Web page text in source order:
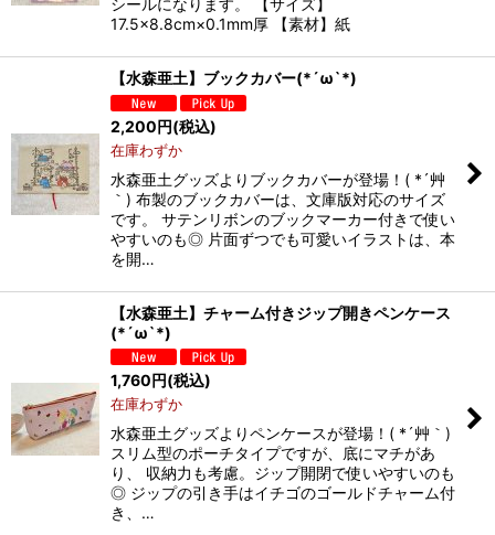
シールになります。 【サイズ】
17.5×8.8cm×0.1mm厚 【素材】紙
【水森亜土】ブックカバー(*´ω`*)
2,200円(税込)
在庫わずか
水森亜土グッズよりブックカバーが登場！( *´艸
｀) 布製のブックカバーは、文庫版対応のサイズ
です。 サテンリボンのブックマーカー付きで使い
やすいのも◎ 片面ずつでも可愛いイラストは、本
を開…
【水森亜土】チャーム付きジップ開きペンケース
(*´ω`*)
1,760円(税込)
在庫わずか
水森亜土グッズよりペンケースが登場！( *´艸｀)
スリム型のポーチタイプですが、底にマチがあ
り、 収納力も考慮。ジップ開閉で使いやすいのも
◎ ジップの引き手はイチゴのゴールドチャーム付
き、…